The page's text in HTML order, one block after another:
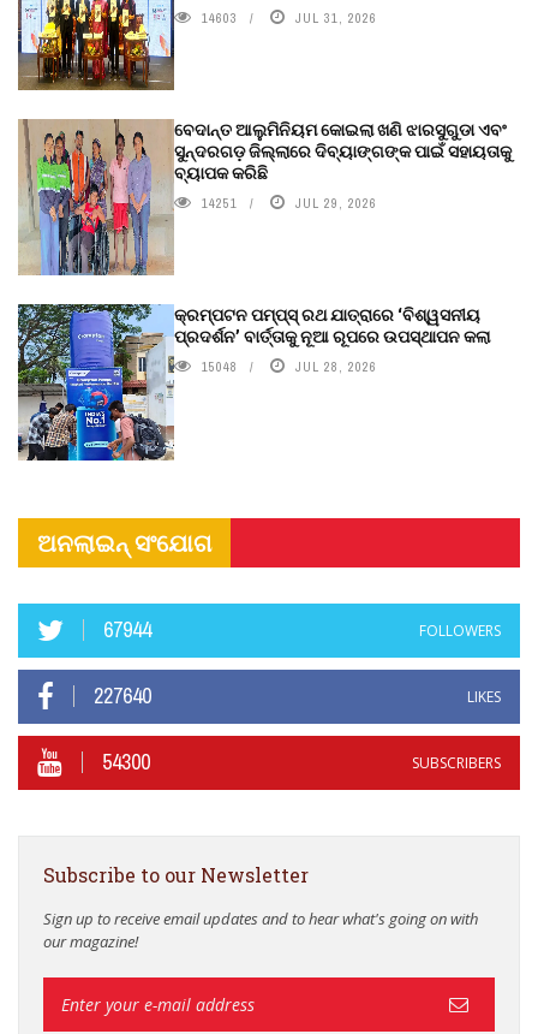
14603 JUL 31, 2026
ବେଦାନ୍ତ ଆଲୁମିନିୟମ କୋଇଲା ଖଣି ଝାରସୁଗୁଡା ଏବଂ
ସୁନ୍ଦରଗଡ଼ ଜିଲ୍ଲାରେ ଦିବ୍ୟାଙ୍ଗଙ୍କ ପାଇଁ ସହାୟତାକୁ
ବ୍ୟାପକ କରିଛି
14251 JUL 29, 2026
କ୍ରମ୍ପଟନ ପମ୍ପ୍‌ସ୍‌ ରଥ ଯାତ୍ରାରେ ‘ବିଶ୍ୱସନୀୟ
ପ୍ରଦର୍ଶନ’ ବାର୍ତ୍ତାକୁ ନୂଆ ରୂପରେ ଉପସ୍ଥାପନ କଲା
15048 JUL 28, 2026
ଅନଲାଇନ୍ ସଂଯୋଗ
67944 FOLLOWERS
227640 LIKES
54300 SUBSCRIBERS
Subscribe to our Newsletter
Sign up to receive email updates and to hear what's going on with
our magazine!